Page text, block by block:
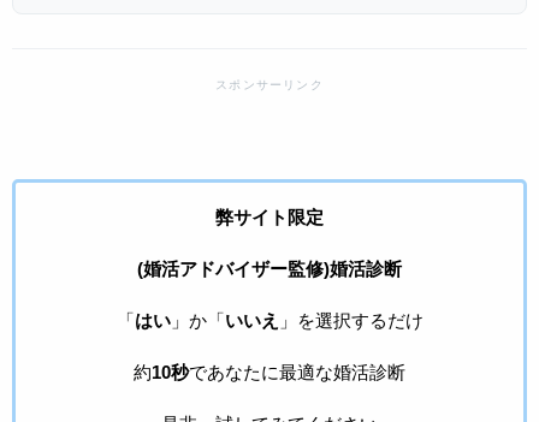
弊サイト限定
(婚活アドバイザー監修)婚活診断
「はい」か「いいえ 」を選択するだけ
約10秒であなたに最適な婚活診断